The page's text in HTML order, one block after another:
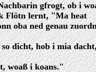
gfrogt, ob i
Flötn lernt, "Ma heat
oba ned genau
so dicht, hob i mia
woaß i koans."